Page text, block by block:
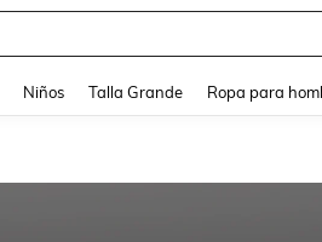
Niños Talla Grande Ropa para